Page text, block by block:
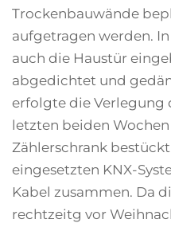
Trockenbauwände
aufgetragen werden.
auch die Haustür
abgedichtet und
erfolgte die Verlegung
letzten beiden
Zählerschrank
eingesetzten KNX-
Kabel zusammen. Da
rechtzeitg vor